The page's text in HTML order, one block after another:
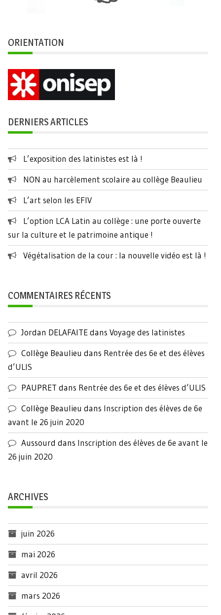
ORIENTATION
DERNIERS ARTICLES
L’exposition des latinistes est là !
NON au harcèlement scolaire au collège Beaulieu
L’art selon les EFIV
L’option LCA Latin au collège : une porte ouverte
sur la culture et le patrimoine antique !
Végétalisation de la cour : la nouvelle vidéo est là !
COMMENTAIRES RÉCENTS
Jordan DELAFAITEdans Voyage des latinistes
Collège Beaulieu dans Rentrée des 6e et des élèves
d’ULIS
PAUPRET dans Rentrée des 6e et des élèves d’ULIS
Collège Beaulieu dans Inscription des élèves de 6e
avant le 26 juin 2020
Aussourd dans Inscription des élèves de 6e avant le
26 juin 2020
ARCHIVES
juin 2026
mai 2026
avril 2026
mars 2026